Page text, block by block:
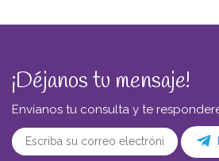
¡Déjanos tu mensaje!
Envíanos tu consulta y te